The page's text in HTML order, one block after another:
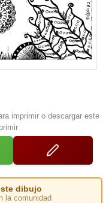
imprimir o descargar este
dibujo
la comunidad